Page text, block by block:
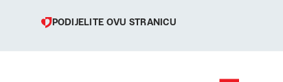
PODIJELITE OVU STRANICU